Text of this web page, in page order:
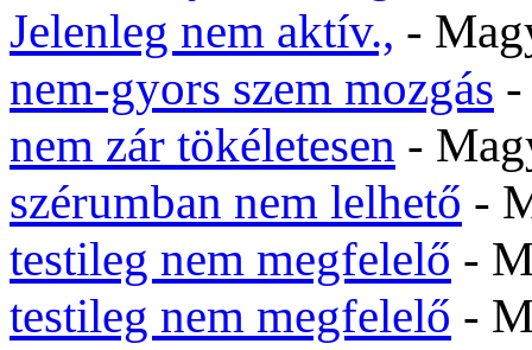
Jelenleg nem aktív., -
nem-gyors szem mozgás
nem zár tökéletesen -
szérumban nem lelhető -
testileg nem megfelelő -
testileg nem megfelelő -